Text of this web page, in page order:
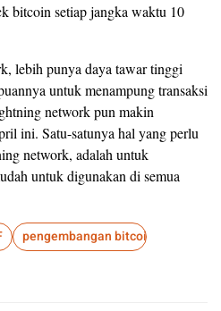
bitcoin setiap jangka waktu 10
lebih punya daya tawar tinggi
untuk menampung transaksi
network pun makin
ini. Satu-satunya hal yang perlu
network, adalah untuk
untuk digunakan di semua
pengembangan bitcoin